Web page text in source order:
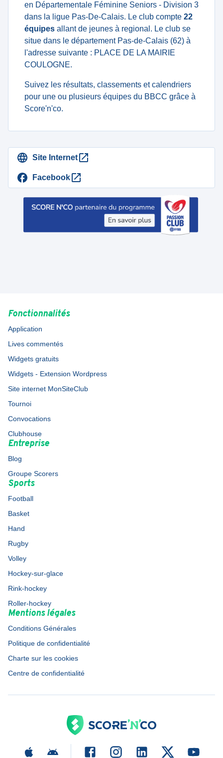
en Départementale Féminine Seniors - Division 3
dans la ligue Pas-De-Calais. Le club compte 22
équipes allant de jeunes à regional. Le club se
situe dans le département Pas-de-Calais (62) à
l'adresse suivante : PLACE DE LA MAIRIE
COULOGNE.
Suivez les résultats, classements et calendriers
pour une ou plusieurs équipes du BBCC grâce à
Score'n'co.
Site Internet
Facebook
Fonctionnalités
Application
Lives commentés
Widgets gratuits
Widgets - Extension Wordpress
Site internet MonSiteClub
Tournoi
Convocations
Clubhouse
Entreprise
Blog
Groupe Scorers
Sports
Football
Basket
Hand
Rugby
Volley
Hockey-sur-glace
Rink-hockey
Roller-hockey
Mentions légales
Conditions Générales
Politique de confidentialité
Charte sur les cookies
Centre de confidentialité